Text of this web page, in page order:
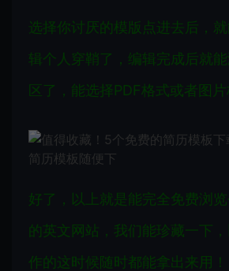
选择你讨厌的模版点进去后，
辑个人穿鞘了，编辑完成后就
区了，能选择PDF格式或者图片
好了，以上就是能完全免费浏
的英文网站，我们能珍藏一下
作的这时候随时都能拿出来用！